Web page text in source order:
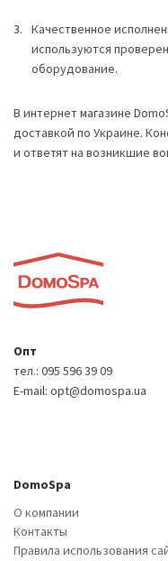
Качественное
используются
оборудование.
В интернет магазине
доставкой по Украине.
и ответят на возникшие
Опт
тел.: 095 596 39 09
E-mail: opt@domospa.ua
DomoSpa
О компании
Контакты
Правила использования